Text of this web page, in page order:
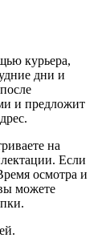
курьера,
дни и
и предложит
на
Если
осмотра и
можете